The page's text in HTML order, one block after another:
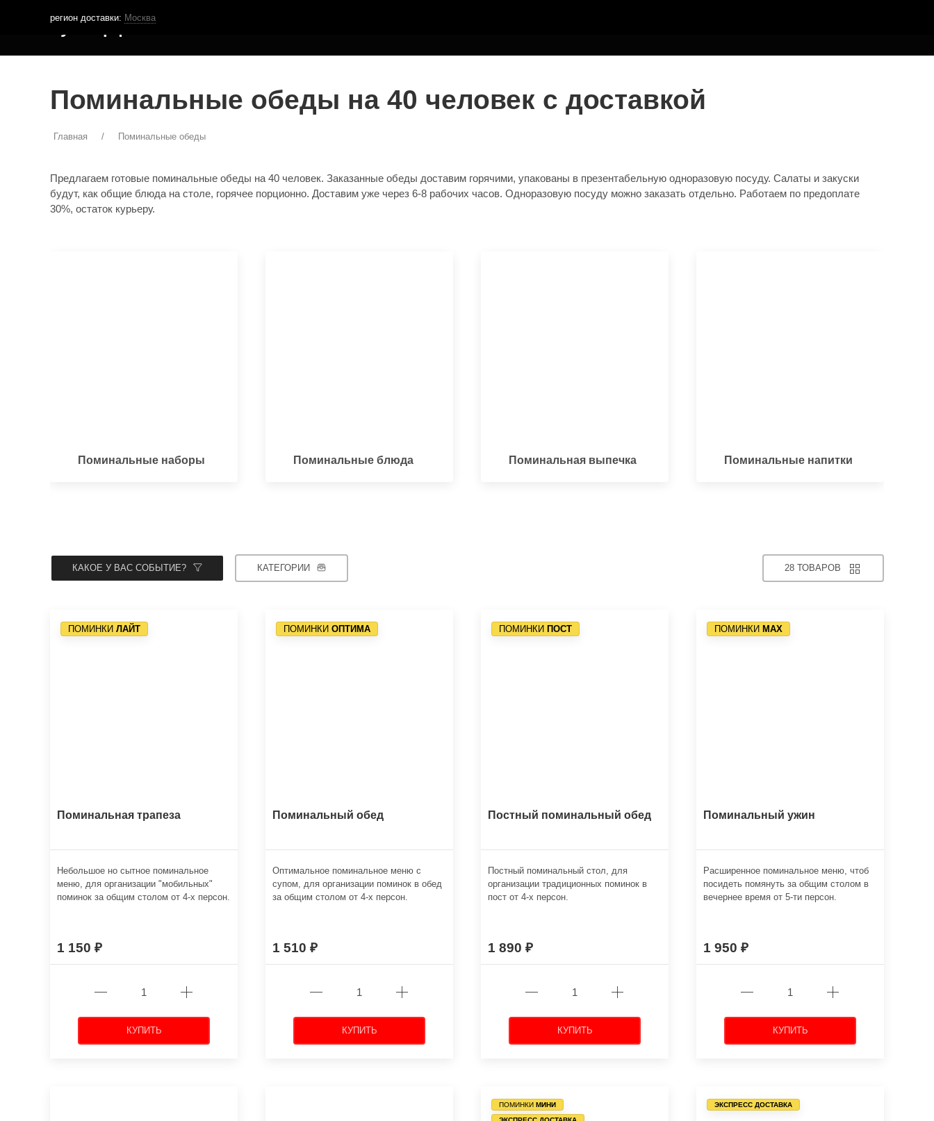
регион доставки: Москва
Кутья.рф
Поминальные обеды на 40 человек с доставкой
Главная Поминальные обеды
Предлагаем готовые поминальные обеды на 40 человек. Заказанные обеды доставим горячими, упакованы в презентабельную одноразовую посуду. Салаты и закуски
будут, как общие блюда на столе, горячее порционно. Доставим уже через 6-8 рабочих часов. Одноразовую посуду можно заказать отдельно. Работаем по предоплате
30%, остаток курьеру.
Поминальные наборы Поминальные блюда Поминальная выпечка Поминальные напитки
КАКОЕ У ВАС СОБЫТИЕ? КАТЕГОРИИ 28 ТОВАРОВ
ПОМИНКИ ЛАЙТ
Поминальная трапеза
Небольшое но сытное поминальное
меню, для организации "мобильных"
поминок за общим столом от 4-х персон.
1 150
КУПИТЬ
ПОМИНКИ ОПТИМА
Поминальный обед
Оптимальное поминальное меню с
супом, для организации поминок в обед
за общим столом от 4-х персон.
1 510
КУПИТЬ
ПОМИНКИ ПОСТ
Постный поминальный обед
Постный поминальный стол, для
организации традиционных поминок в
пост от 4-х персон.
1 890
КУПИТЬ
ПОМИНКИ МАХ
Поминальный ужин
Расширенное поминальное меню, чтоб
посидеть помянуть за общим столом в
вечернее время от 5-ти персон.
1 950
КУПИТЬ
ПОМИНКИ МИНИ
ЭКСПРЕСС ДОСТАВКА